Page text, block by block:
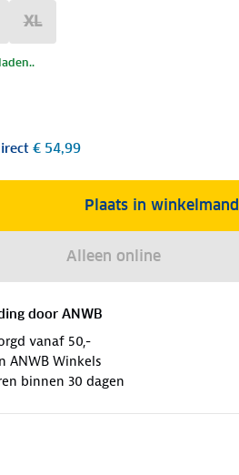
XL
€ 54,99
Plaats in winkelmand
Alleen online
door ANWB
vanaf 50,-
ANWB Winkels
binnen 30 dagen